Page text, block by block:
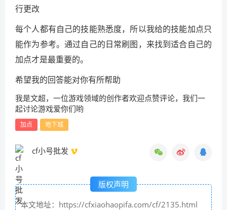
行更改
每个人都有自己的技能熟悉度，所以我给的技能加点只
能作为参考。通过自己的日常刷图，来找到适合自己的
加点才是最重要的。
希望我的回答能对你有所帮助
我是文超，一位游戏领域的创作者欢迎点赞评论，我们一
起讨论游戏爱你们哟
加点 地下城
cf小号批发
版权声明
本文地址：https://cfxiaohaopifa.com/cf/2135.html